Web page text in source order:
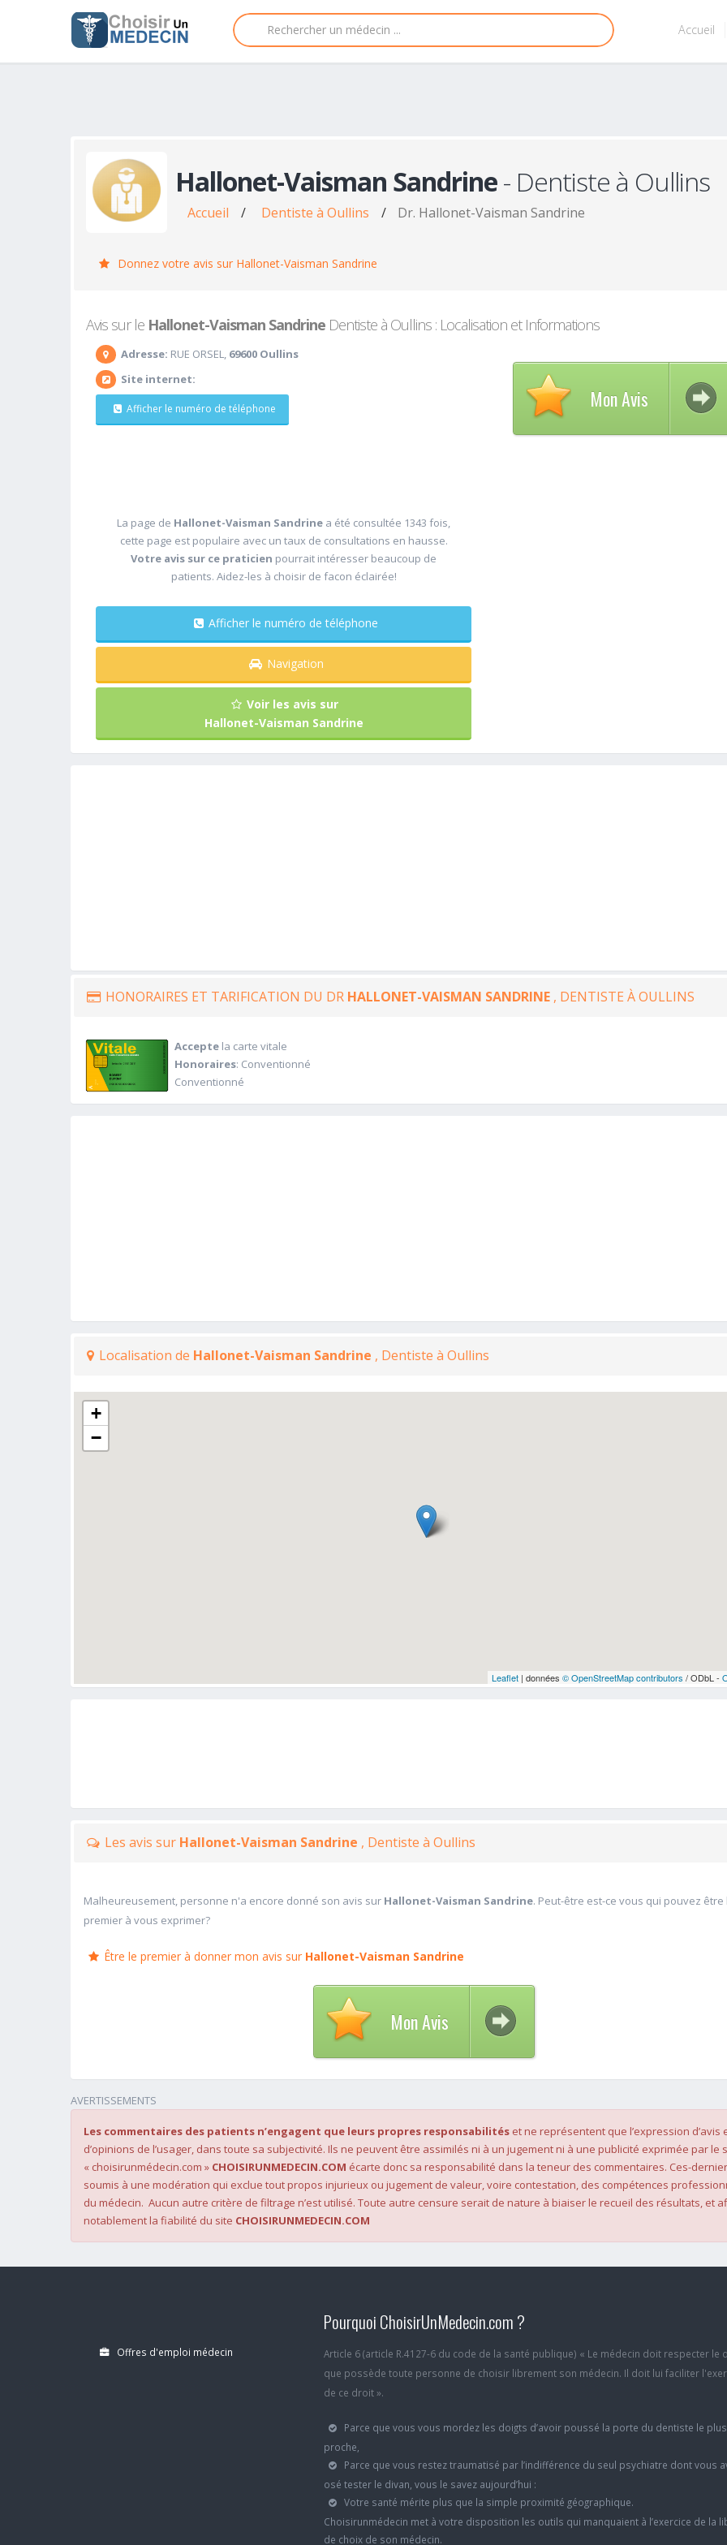
Accueil
Hallonet-Vaisman Sandrine- Dentiste à Oullins
Accueil / Dentiste à Oullins / Dr. Hallonet-Vaisman Sandrine
Donnez votre avis sur Hallonet-Vaisman Sandrine
Avis sur le Hallonet-Vaisman Sandrine Dentiste à Oullins : Localisation et Informations
Adresse: RUE ORSEL, 69600 Oullins
Site internet:
Afficher le numéro de téléphone
La page de Hallonet-Vaisman Sandrine a été consultée 1343 fois,
cette page est populaire avec un taux de consultations en hausse.
Votre avis sur ce praticien pourrait intéresser beaucoup de
patients. Aidez-les à choisir de facon éclairée!
Afficher le numéro de téléphone
Navigation
Voir les avis sur
Hallonet-Vaisman Sandrine
Mon Avis
HONORAIRES ET TARIFICATION DU DR HALLONET-VAISMAN SANDRINE , DENTISTE À OULLINS
Acceptela carte vitale
Honoraires: Conventionné
Conventionné
Localisation de Hallonet-Vaisman Sandrine , Dentiste à Oullins
+
−
Leaflet| données © OpenStreetMap contributors / ODbL -
Les avis sur Hallonet-Vaisman Sandrine , Dentiste à Oullins
Malheureusement, personne n'a encore donné son avis sur Hallonet-Vaisman Sandrine. Peut-être est-ce vous qui pouvez être
premier à vous exprimer?
Être le premier à donner mon avis sur Hallonet-Vaisman Sandrine
Mon Avis
AVERTISSEMENTS
Les commentaires des patients n’engagent que leurs propres responsabilités et ne représentent que l’expression d’avis
d’opinions de l’usager, dans toute sa subjectivité. Ils ne peuvent être assimilés ni à un jugement ni à une publicité exprimée par le
« choisirunmédecin.com » CHOISIRUNMEDECIN.COM écarte donc sa responsabilité dans la teneur des commentaires. Ces-
soumis à une modération qui exclue tout propos injurieux ou jugement de valeur, voire contestation, des compétences
du médecin. Aucun autre critère de filtrage n’est utilisé. Toute autre censure serait de nature à biaiser le recueil des résultats, et
notablement la fiabilité du site CHOISIRUNMEDECIN.COM
Offres d'emploi médecin
Pourquoi ChoisirUnMedecin.com ?
Article 6 (article R.4127-6 du code de la santé publique) « Le médecin doit respecter le
que possède toute personne de choisir librement son médecin. Il doit lui faciliter
de ce droit ».
Parce que vous vous mordez les doigts d’avoir poussé la porte du dentiste le plus
proche,
Parce que vous restez traumatisé par l’indifférence du seul psychiatre dont vous
osé tester le divan, vous le savez aujourd’hui :
Votre santé mérite plus que la simple proximité géographique.
Choisirunmédecin met à votre disposition les outils qui manquaient à l’exercice de la
de choix de son médecin.